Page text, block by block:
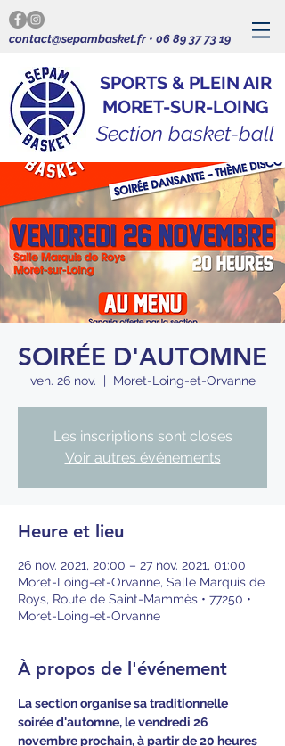
contact@sepambasket.fr• 06 89 37 73 19
SPORTS & PLEIN AIR
MORET-SUR-LOING
Section basket-ball
SOIRÉE D'AUTOMNE
ven. 26 nov.
  |
Moret-Loing-et-Orvanne
Les inscriptions sont closes
Voir autres événements
Heure et lieu
26 nov. 2021, 20:00 – 27 nov. 2021, 01:00
Moret-Loing-et-Orvanne, Salle Marquis de
Roys, Route de Saint-Mammès • 77250 •
Moret-Loing-et-Orvanne
À propos de l'événement
La section organise sa traditionnelle
soirée d'automne, le vendredi 26
novembre prochain, à partir de 20 heures